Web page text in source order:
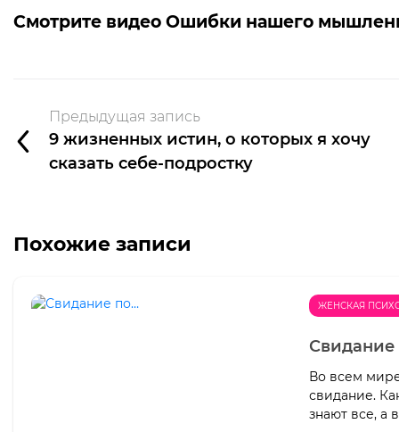
Смотрите видео Ошибки нашего
Предыдущая запись
9 жизненных истин, о которых я хочу
сказать себе-подростку
Похожие записи
ЖЕНСКАЯ
Свидание
Во всем
свидание.
знают все, а